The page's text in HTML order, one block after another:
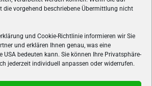
die vorgehend beschriebene Übermittlung nicht
und Cookie-Richtlinie informieren wir Sie
und erklären Ihnen genau, was eine
USA bedeuten kann. Sie können Ihre Privatsphäre-
jederzeit individuell anpassen oder widerrufen.
FOLGE UNS